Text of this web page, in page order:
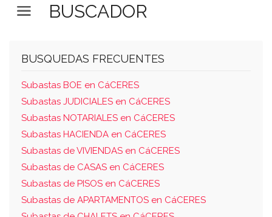
BUSCADOR
BUSQUEDAS FRECUENTES
Subastas BOE en CáCERES
Subastas JUDICIALES en CáCERES
Subastas NOTARIALES en CáCERES
Subastas HACIENDA en CáCERES
Subastas de VIVIENDAS en CáCERES
Subastas de CASAS en CáCERES
Subastas de PISOS en CáCERES
Subastas de APARTAMENTOS en CáCERES